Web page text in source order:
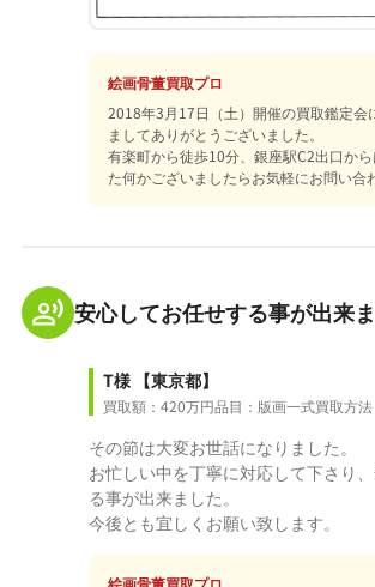
絵画骨董買取プロ
2018年3月17日（土）開催の買取鑑定会
ましてありがとうございました。
有楽町から徒歩10分、銀座駅C2出口か
た何かございましたらお気軽にお問い合
安心してお任せする事が出来
T様 【東京都】
買取額：420万円品目：版画一式買取方
その節は大変お世話になりました。
お忙しい中を丁寧に対応して下さり
る事が出来ました。
今後とも宜しくお願い致します。
絵画骨董買取プロ